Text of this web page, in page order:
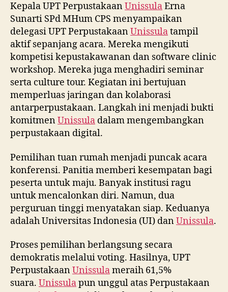
Kepala UPT PerpustakaanUnissulaErna
Sunarti SPd MHum CPS menyampaikan
delegasi UPT PerpustakaanUnissulatampil
aktif sepanjang acara. Mereka mengikuti
kompetisi kepustakawanan dan software clinic
workshop. Mereka juga menghadiri seminar
serta culture tour. Kegiatan ini bertujuan
memperluas jaringan dan kolaborasi
antarperpustakaan. Langkah ini menjadi bukti
komitmenUnissula dalam mengembangkan
perpustakaan digital.
Pemilihan tuan rumah menjadi puncak acara
konferensi. Panitia memberi kesempatan bagi
peserta untuk maju. Banyak institusi ragu
untuk mencalonkan diri. Namun, dua
perguruan tinggi menyatakan siap. Keduanya
adalah Universitas Indonesia (UI) danUnissula.
Proses pemilihan berlangsung secara
demokratis melalui voting. Hasilnya, UPT
PerpustakaanUnissulameraih 61,5%
suara. Unissulapun unggul atas Perpustakaan